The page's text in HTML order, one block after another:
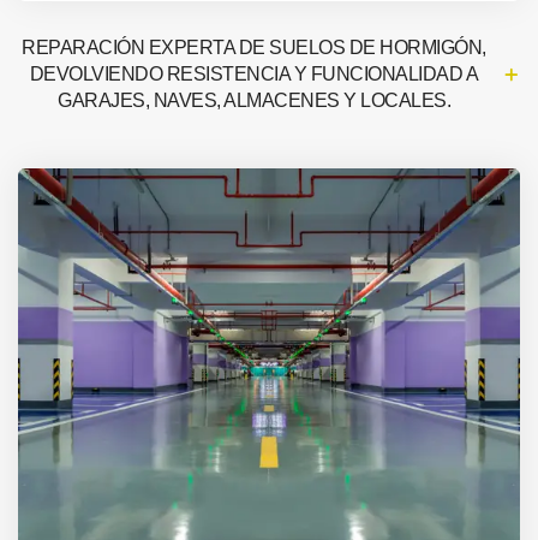
REPARACIÓN EXPERTA DE SUELOS DE HORMIGÓN,
DEVOLVIENDO RESISTENCIA Y FUNCIONALIDAD A
GARAJES, NAVES, ALMACENES Y LOCALES.